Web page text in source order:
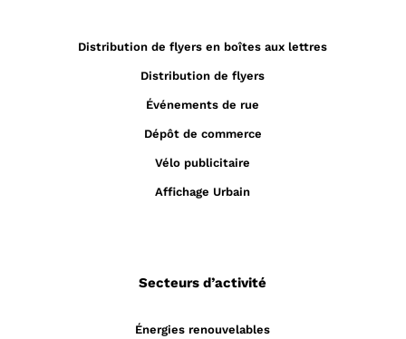
Distribution de flyers en boîtes aux lettres
Distribution de flyers
Événements de rue
Dépôt de commerce
Vélo publicitaire
Affichage Urbain
Secteurs d’activité
Énergies renouvelables